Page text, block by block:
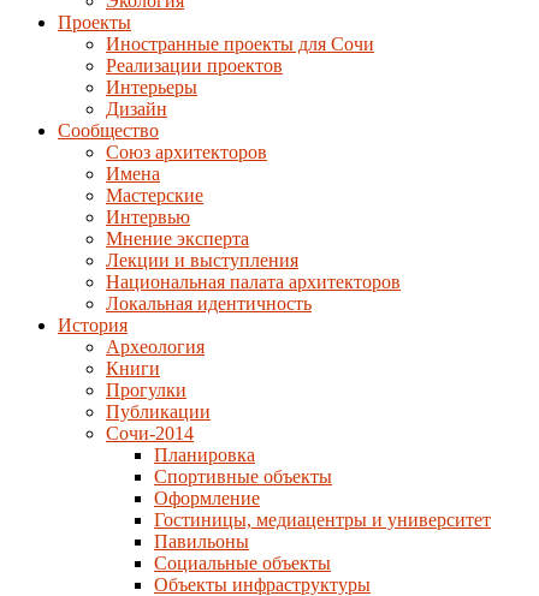
Проекты
Иностранные проекты для Сочи
Реализации проектов
Интерьеры
Дизайн
Сообщество
Союз архитекторов
Имена
Мастерские
Интервью
Мнение эксперта
Лекции и выступления
Национальная палата архитекторов
Локальная идентичность
История
Археология
Книги
Прогулки
Публикации
Сочи-2014
Планировка
Спортивные объекты
Оформление
Гостиницы, медиацентры и университет
Павильоны
Социальные объекты
Объекты инфраструктуры